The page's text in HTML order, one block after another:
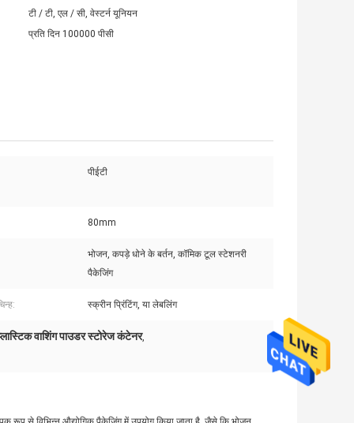
टी / टी, एल / सी, वेस्टर्न यूनियन
प्रति दिन 100000 पीसी
पीईटी
80mm
भोजन, कपड़े धोने के बर्तन, कॉमिक टूल स्टेशनरी
पैकेजिंग
स्क्रीन प्रिंटिंग, या लेबलिंग
वाशिंग पाउडर स्टोरेज कंटेनर,